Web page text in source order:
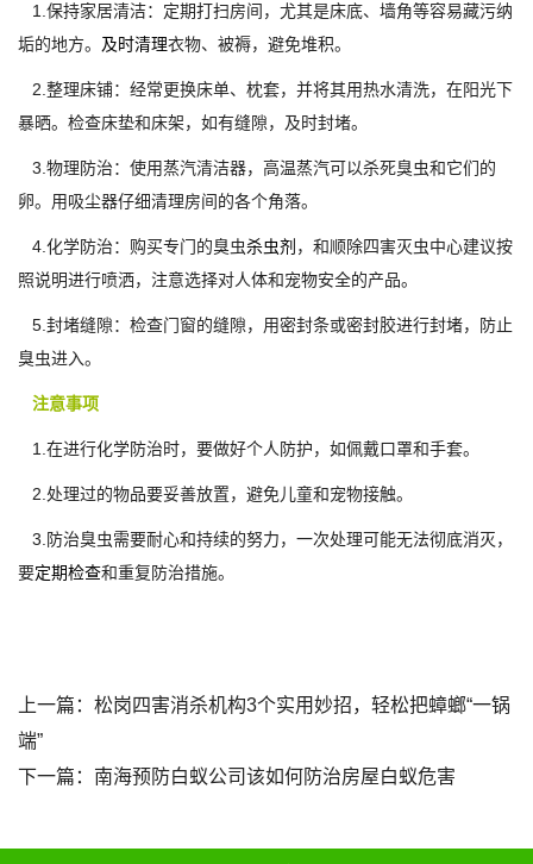
1.保持家居清洁：定期打扫房间，尤其是床底、墙角等容易藏污纳
垢的地方。 及时清理衣物、被褥，避免堆积。
2.整理床铺：经常更换床单、枕套，并将其用热水清洗，在阳光下
暴晒。检查床垫和床架，如有缝隙，及时封堵。
3.物理防治：使用蒸汽清洁器，高温蒸汽可以杀死臭虫和它们的
卵。用吸尘器仔细清理房间的各个角落。
4.化学防治：购买专门的臭虫杀虫剂 ，和顺除四害灭虫中心建议按
照说明进行喷洒，注意选择对人体和宠物安全的产品。
5.封堵缝隙：检查门窗的缝隙，用密封条或密封胶进行封堵，防止
臭虫进入。
注意事项
1.在进行化学防治时，要做好个人防护，如佩戴口罩和手套。
2.处理过的物品要妥善放置，避免儿童和宠物接触。
3.防治臭虫需要耐心和持续的努力，一次处理可能无法彻底消灭，
要定期检查和重复防治措施。
上一篇： 松岗四害消杀机构3个实用妙招，轻松把蟑螂“一锅
端”
下一篇： 南海预防白蚁公司该如何防治房屋白蚁危害